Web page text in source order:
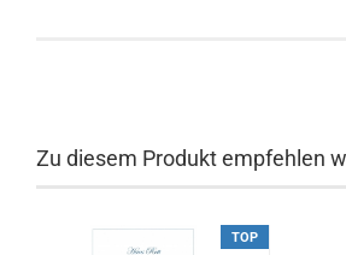
Zu diesem Produkt empfehlen
TOP